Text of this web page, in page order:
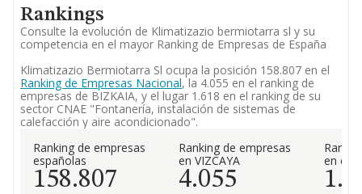
Rankings
Consulte la evolución de Klimatizazio bermiotarra sl y su
competencia en el mayor Ranking de Empresas de España
Klimatizazio Bermiotarra Sl ocupa la posición 158.807 en el
Ranking de Empresas Nacional, la 4.055 en el ranking de
empresas de BIZKAIA, y el lugar 1.618 en el ranking de su
sector CNAE "Fontanería, instalación de sistemas de
calefacción y aire acondicionado".
Ranking de empresas
españolas
158.807
Ranking de empresas
en VIZCAYA
4.055
en el